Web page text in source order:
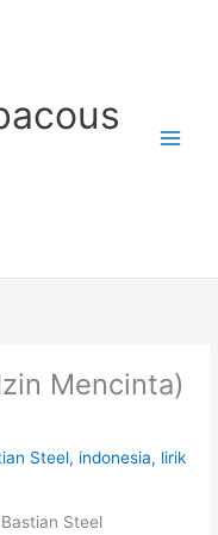
Mencinta)
Steel, indonesia, lirik
Steel